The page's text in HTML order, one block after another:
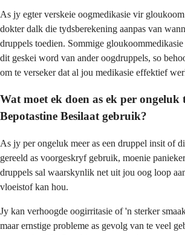
As jy egter verskeie oogmedikasie vir
dokter dalk die tydsberekening aanpas van
druppels toedien. Sommige
dit geskei word van ander oogdruppels, so
om te verseker dat al jou medikasie effektief
Wat moet ek doen as ek per ongeluk
Bepotastine Besilaat gebruik?
As jy per ongeluk meer as een druppel insit of
gereeld as voorgeskryf gebruik, moenie
druppels sal waarskynlik net uit jou oog loop
vloeistof kan hou.
Jy kan verhoogde oogirritasie of 'n sterker
maar ernstige probleme as gevolg van te veel